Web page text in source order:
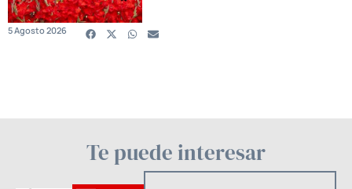
5 Agosto 2026
Te puede interesar